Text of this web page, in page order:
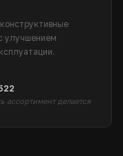
улучшением
ассортимент делается